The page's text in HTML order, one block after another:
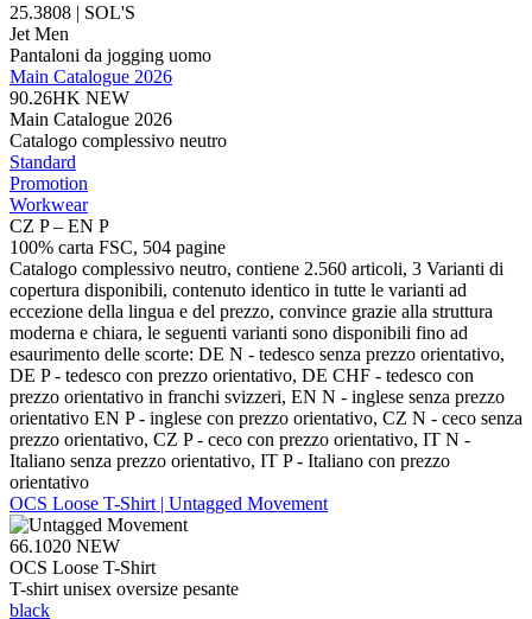
25.3808 | SOL'S
Jet Men
Pantaloni da jogging uomo
Main Catalogue 2026
90.26HK NEW
Main Catalogue 2026
Catalogo complessivo neutro
Standard
Promotion
Workwear
CZ P – EN P
100% carta FSC, 504 pagine
Catalogo complessivo neutro, contiene 2.560 articoli, 3 Varianti di
copertura disponibili, contenuto identico in tutte le varianti ad
eccezione della lingua e del prezzo, convince grazie alla struttura
moderna e chiara, le seguenti varianti sono disponibili fino ad
esaurimento delle scorte: DE N - tedesco senza prezzo orientativo,
DE P - tedesco con prezzo orientativo, DE CHF - tedesco con
prezzo orientativo in franchi svizzeri, EN N - inglese senza prezzo
orientativo EN P - inglese con prezzo orientativo, CZ N - ceco senza
prezzo orientativo, CZ P - ceco con prezzo orientativo, IT N -
Italiano senza prezzo orientativo, IT P - Italiano con prezzo
orientativo
OCS Loose T-Shirt | Untagged Movement
66.1020 NEW
OCS Loose T-Shirt
T-shirt unisex oversize pesante
black